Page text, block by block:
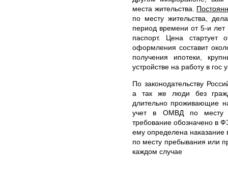
места жительства.
по месту жительства,
период времени от 5-и лет
паспорт. Цена
оформления составит
получения ипотеки,
устройстве на работу в гос
По законодательству
а так же люди без
длительно проживающие
учет в ОМВД по месту
требование обозначено в
ему определена наказание
по месту пребывания или
каждом случае